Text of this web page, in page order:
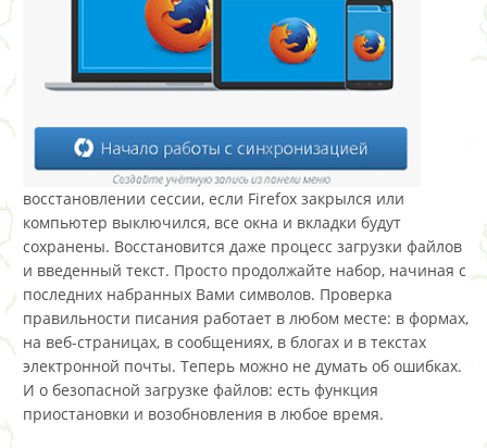
восстановлении сессии, если Firefox закрылся или
компьютер выключился, все окна и вкладки будут
сохранены. Восстановится даже процесс загрузки файлов
и введенный текст. Просто продолжайте набор, начиная с
последних набранных Вами символов. Проверка
правильности писания работает в любом месте: в формах,
на веб-страницах, в сообщениях, в блогах и в текстах
электронной почты. Теперь можно не думать об ошибках.
И о безопасной загрузке файлов: есть функция
приостановки и возобновления в любое время.